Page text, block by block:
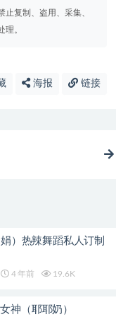
复制、盗用、采集、
理。
海报 链接
）热辣舞蹈私人订制
4 年前 19.6K
神（耶耶奶）